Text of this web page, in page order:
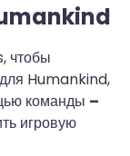
чтобы
Humankind,
команды –
игровую